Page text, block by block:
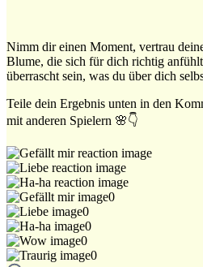
Nimm dir einen Moment, vertrau
Blume, die sich für dich richtig
überrascht sein, was du über dich
Teile dein Ergebnis unten in den
mit anderen Spielern 🌸👇
0
0
0
0
0